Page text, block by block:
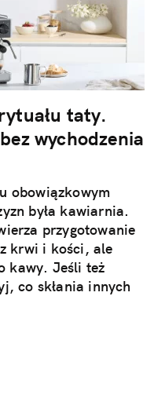
taty.
wychodzenia
obowiązkowym
była kawiarnia.
przygotowanie
krwi i kości, ale
kawy. Jeśli też
co skłania innych